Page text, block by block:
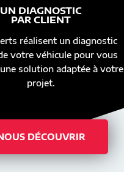
UN DIAGNOSTIC
PAR CLIENT
réalisent un diagnostic
votre véhicule pour vous
solution adaptée à votre
projet.
DÉCOUVRIR